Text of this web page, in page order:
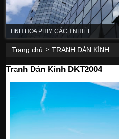
TINH HOA PHIM CÁCH NHIỆT
Trang chủ > TRANH DÁN KÍNH
Tranh Dán Kính DKT2004